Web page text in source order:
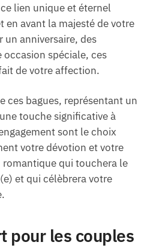
lien unique et éternel
en avant la majesté de votre
un anniversaire, des
spéciale, ces
de votre affection.
ces bagues, représentant un
touche significative à
sont le choix
votre dévotion et votre
qui touchera le
et qui célèbrera votre
pour les couples